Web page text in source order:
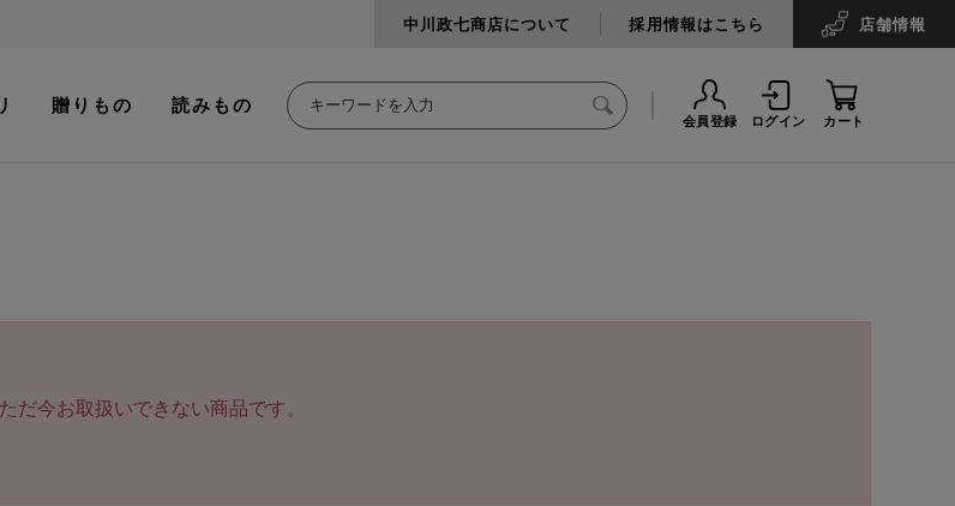
中川政七商店について 採用情報はこちら 店舗情報
贈りもの 読みもの
会員登録 ログイン カート
だ今お取扱いできない商品です。